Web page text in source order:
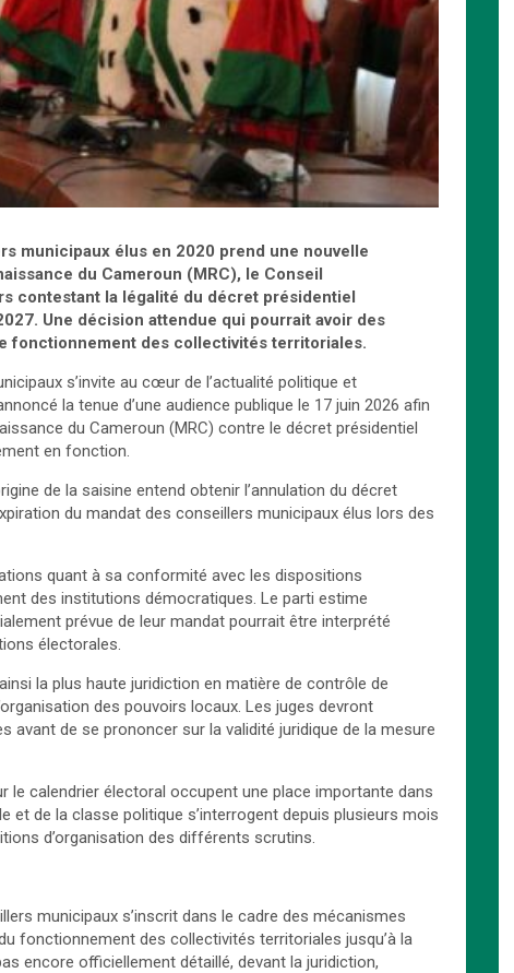
municipaux élus en 2020 prend une nouvelle
du Cameroun (MRC), le Conseil
contestant la légalité du décret présidentiel
Une décision attendue qui pourrait avoir des
fonctionnement des collectivités territoriales.
s’invite au cœur de l’actualité politique et
la tenue d’une audience publique le 17 juin 2026 afin
du Cameroun (MRC) contre le décret présidentiel
en fonction.
de la saisine entend obtenir l’annulation du décret
du mandat des conseillers municipaux élus lors des
quant à sa conformité avec les dispositions
des institutions démocratiques. Le parti estime
prévue de leur mandat pourrait être interprété
électorales.
la plus haute juridiction en matière de contrôle de
des pouvoirs locaux. Les juges devront
de se prononcer sur la validité juridique de la mesure
calendrier électoral occupent une place importante dans
et de la classe politique s’interrogent depuis plusieurs mois
d’organisation des différents scrutins.
municipaux s’inscrit dans le cadre des mécanismes
fonctionnement des collectivités territoriales jusqu’à la
encore officiellement détaillé, devant la juridiction,